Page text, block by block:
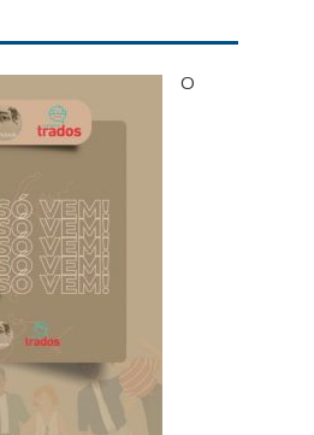
O